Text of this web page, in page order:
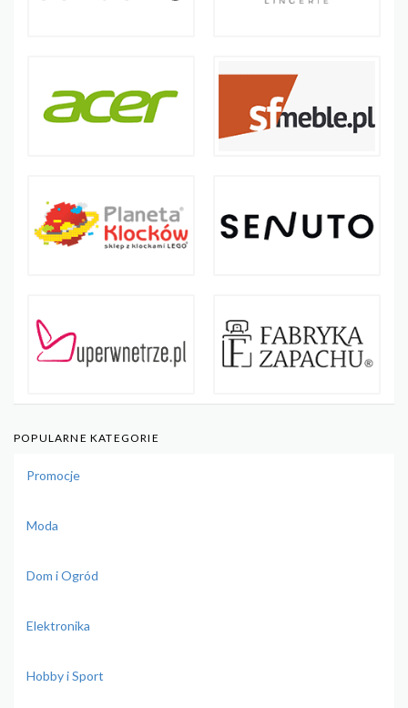
POPULARNE KATEGORIE
Promocje
Moda
Dom i Ogród
Elektronika
Hobby i Sport